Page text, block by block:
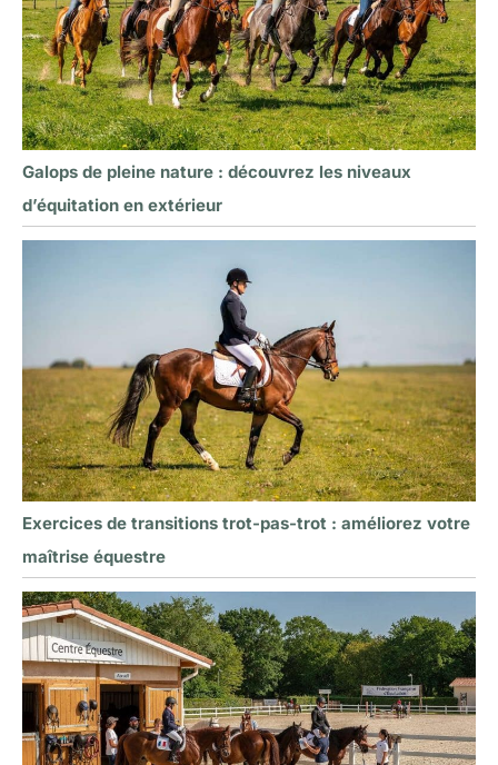
Galops de pleine nature : découvrez les niveaux
d’équitation en extérieur
Exercices de transitions trot-pas-trot : améliorez votre
maîtrise équestre